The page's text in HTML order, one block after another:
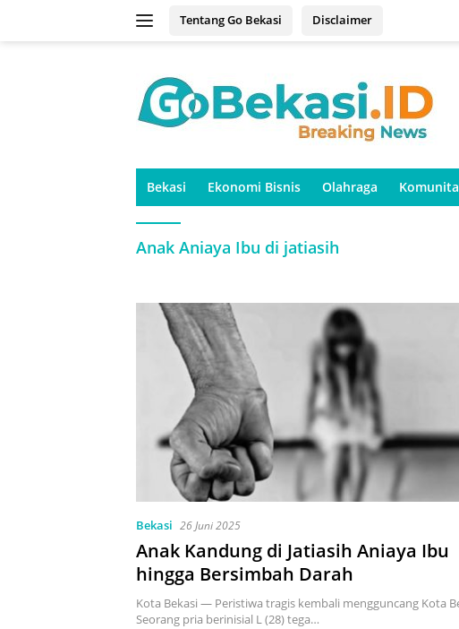
Tentang Go Bekasi Disclaimer
Bekasi Ekonomi Bisnis Olahraga
Anak Aniaya Ibu di jatiasih
Bekasi 26 Juni 2025
Anak Kandung di Jatiasih Aniaya Ibu
hingga Bersimbah Darah
Kota Bekasi — Peristiwa tragis kembali mengguncang Kota
Seorang pria berinisial L (28) tega…